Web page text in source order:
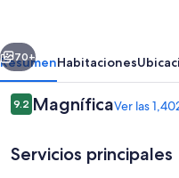
Siguiente
70+
ResumenHabitaciones
Opiniones
9.29.2 de 10,
MagníficaVer las
Servicios principales